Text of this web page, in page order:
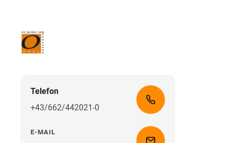
Telefon
+43/662/442021-0
E-MAIL